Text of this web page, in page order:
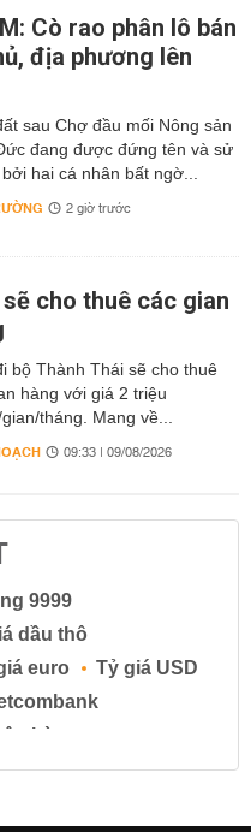
Cò rao phân lô bán
địa phương lên
sau Chợ đầu mối Nông sản
đang được đứng tên và sử
hai cá nhân bất ngờ...
2 giờ trước
cho thuê các gian
bộ Thành Thái sẽ cho thuê
hàng với giá 2 triệu
tháng. Mang về...
09:33 | 09/08/2026
9999
dầu thô
euro
Tỷ giá USD
hàng
tiền gửi